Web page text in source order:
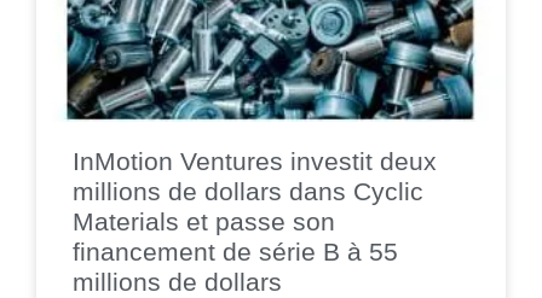
InMotion Ventures investit deux
millions de dollars dans Cyclic
Materials et passe son
financement de série B à 55
millions de dollars